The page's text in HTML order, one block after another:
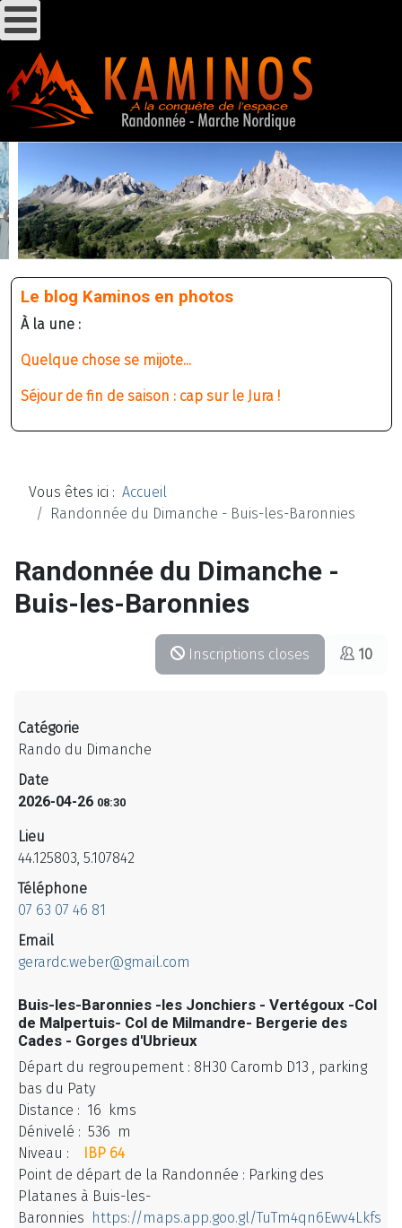
Le blog Kaminos en photos
À la une :
Quelque chose se mijote...
Séjour de fin de saison : cap sur le Jura !
Vous êtes ici : Accueil
Randonnée du Dimanche - Buis-les-Baronnies
Randonnée du Dimanche -
Buis-les-Baronnies
Inscriptions closes 10
Catégorie
Rando du Dimanche
Date
2026-04-26 08:30
Lieu
44.125803, 5.107842
Téléphone
07 63 07 46 81
Email
gerardc.weber@gmail.com
Buis-les-Baronnies -les Jonchiers - Vertégoux -Col
de Malpertuis- Col de Milmandre- Bergerie des
Cades - Gorges d'Ubrieux
Départ du regroupement : 8H30 Caromb D13 , parking
bas du Paty
Distance : 16 kms
Dénivelé : 536 m
Niveau : IBP 64
Point de départ de la Randonnée : Parking des
Platanes à Buis-les-
Baronnies https://maps.app.goo.gl/TuTm4qn6Ewv4Lkfs